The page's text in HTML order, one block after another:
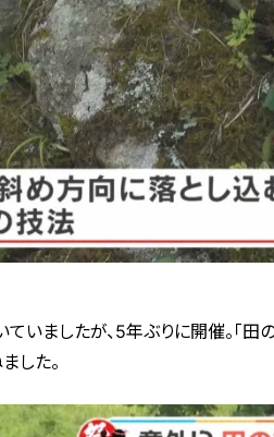
ましたが、5年ぶりに開催。「田
した。